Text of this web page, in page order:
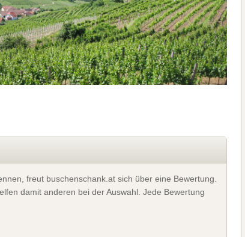
freut buschenschank.at sich über eine Bewertung.
damit anderen bei der Auswahl. Jede Bewertung